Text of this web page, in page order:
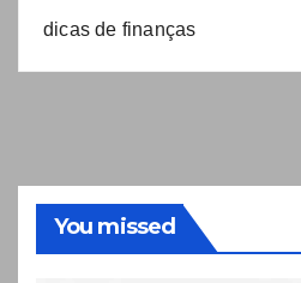
dicas de finanças
You missed